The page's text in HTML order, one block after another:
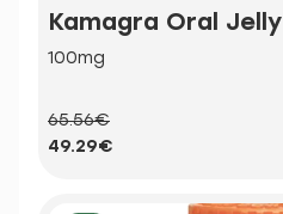
Kamagra Oral Jelly
100mg
65.56€
49.29€